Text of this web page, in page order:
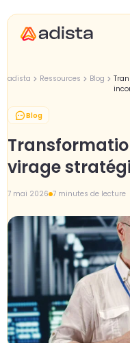
adista Ressources Blog
Blog
virage
7 mai 2026 7 minutes de lecture